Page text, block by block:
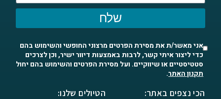
שלח
אני מאשר/ת את מסירת הפרטים מרצוני החופשי והשימוש בהם
כדי ליצור איתי קשר, לרבות באמצעות דיוור ישיר, וכן לצרכים
סטטיסטיים או שיווקיים. ועל מסירת הפרטים והשימוש בהם יחול
תקנון האתר.
הכי נצפים באתר: הטיולים שלנו: